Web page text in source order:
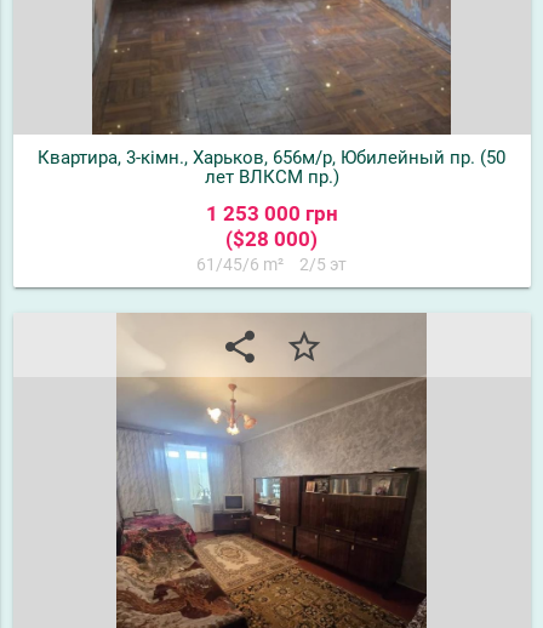
Квартира, 3-кімн., Харьков, 656м/р, Юбилейный пр. (50
лет ВЛКСМ пр.)
1 253 000 грн
($28 000)
61/45/6 m² 2/5 эт
share star_border